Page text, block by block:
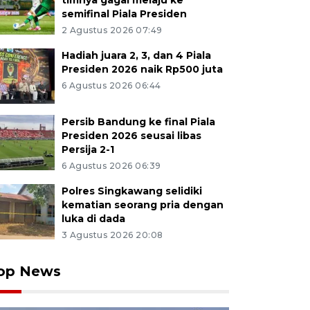
semifinal Piala Presiden
2 Agustus 2026 07:49
Hadiah juara 2, 3, dan 4 Piala
Presiden 2026 naik Rp500 juta
6 Agustus 2026 06:44
Persib Bandung ke final Piala
Presiden 2026 seusai libas
Persija 2-1
6 Agustus 2026 06:39
Polres Singkawang selidiki
kematian seorang pria dengan
luka di dada
3 Agustus 2026 20:08
News